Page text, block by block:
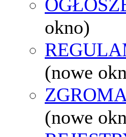
okno)
(nowe
(nowe